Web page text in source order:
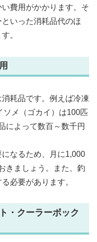
費用がかかります。そ
いった消耗品代のほ
。
耗品です。例えば冷凍
ソメ（ゴカイ）は100匹
によって数百～数千円
なるため、月に1,000
きましょう。また、釣
必要があります。
・クーラーボック